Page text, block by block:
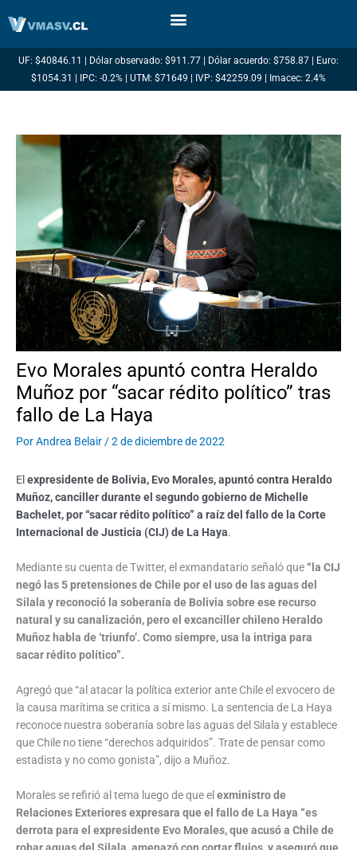
UF: $40846.11 | Dólar observado: $911.77 | Dólar acuerdo: $758.87 | Euro:
$1054.31 | IPC: -0.2% | UTM: $71649 | IVP: $42259.09 | Imacec: 2.4%
Evo Morales apuntó contra Heraldo
Muñoz por “sacar rédito político” tras
fallo de La Haya
PorAndrea Belair /2 de diciembre de 2022
El expresidente de Bolivia, Evo Morales, apuntó contra Heraldo
Muñoz, canciller durante el segundo gobierno de Michelle
Bachelet, por “sacar rédito político” a raíz del fallo de la Corte
Internacional de Justicia (CIJ) de La Haya.
Mediante su cuenta de Twitter, el exmandatario señaló que“la CIJ
negó las 5 pretensiones de Chile por el uso de las aguas del
Silala y reconoció la soberanía de Bolivia sobre ese recurso
natural y su canalización, pero el excanciller chileno Heraldo
Muñoz habla de ‘triunfo’. Como siempre, usa la intriga para
sacar rédito político”.
Agregó que “al atacar la política exterior ante Chile el exvocero de
la causa marítima se critica a sí mismo. La sentencia de La Haya
reconoce nuestra soberanía sobre las aguas del Silala y establece
que Chile no tiene “derechos adquiridos”. Trate de pensar como
estadista y no como gonista”, dijo a Muñoz.
Morales se refirió al tema luego de que el exministro de
Relaciones Exteriores expresara que el fallo de La Haya “es
derrota para el expresidente Evo Morales, que acusó a Chile de
robar aguas del Silala, amenazó con cortar flujos, y aseguró que